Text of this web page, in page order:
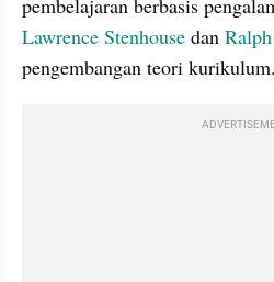
Lawrence Stenhouse dan
pengembangan teori kurikulum.